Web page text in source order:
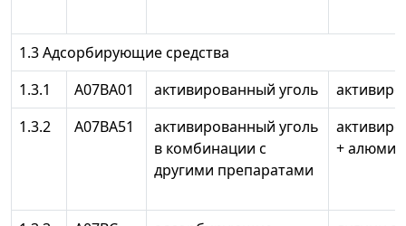
1.3 Адсорбирующие средства
1.3.1
А07ВА01 активированный уголь
1.3.2
А07ВА51
активированный уголь
в комбинации с
другими препаратами
+